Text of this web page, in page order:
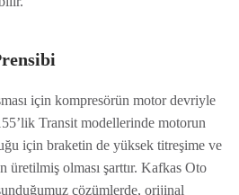
için kompresörün motor devriyle
Transit modellerinde motorun
için braketin de yüksek titreşime ve
üretilmiş olması şarttır. Kafkas Oto
çözümlerde, orijinal